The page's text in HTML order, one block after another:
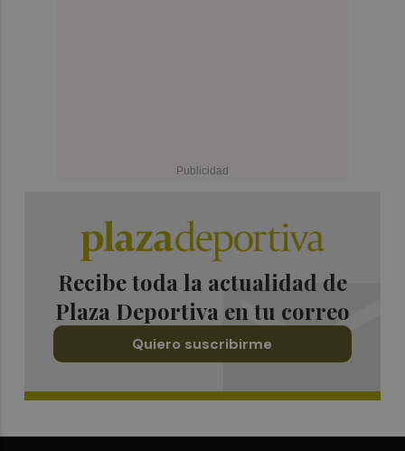
Recibe toda la actualidad de
Plaza Deportiva en tu correo
Quiero suscribirme